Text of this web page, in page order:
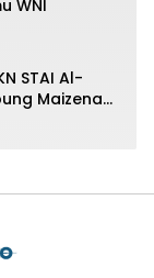
WNI
STAI Al-
Maizena